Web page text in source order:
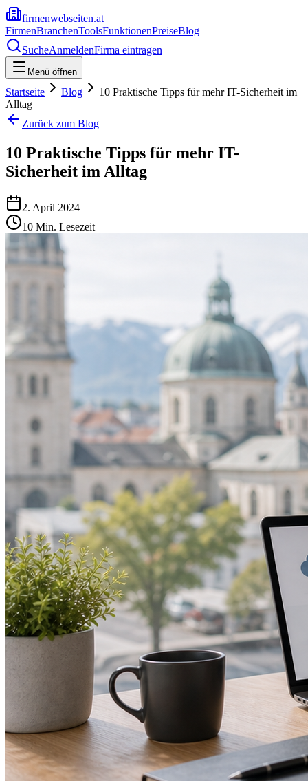
firmenwebseiten.at
FirmenBranchenToolsFunktionenPreiseBlog
SucheAnmeldenFirma eintragen
Menü öffnen
Startseite Blog
10 Praktische Tipps für mehr IT-Sicherheit im
Alltag
Zurück zum Blog
10 Praktische Tipps für mehr IT-
Sicherheit im Alltag
2. April 2024
10 Min. Lesezeit